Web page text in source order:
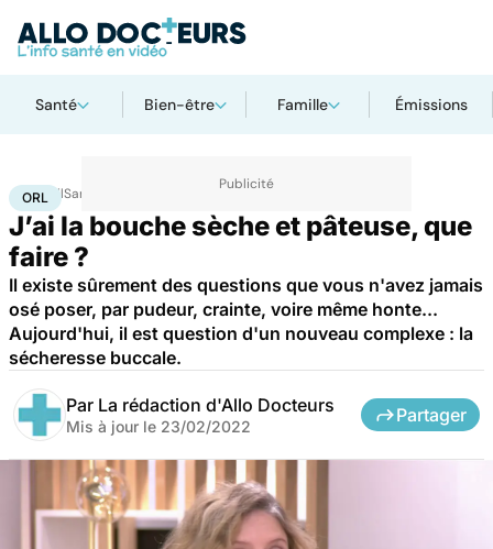
Santé Bien-être Famille Émissions
AccueilSanté
ORL
J’ai la bouche sèche et pâteuse, que
faire ?
Il existe sûrement des questions que vous n'avez jamais
osé poser, par pudeur, crainte, voire même honte...
Aujourd'hui, il est question d'un nouveau complexe : la
sécheresse buccale.
Par La rédaction d'Allo Docteurs
Mis à jour le 23/02/2022
Partager